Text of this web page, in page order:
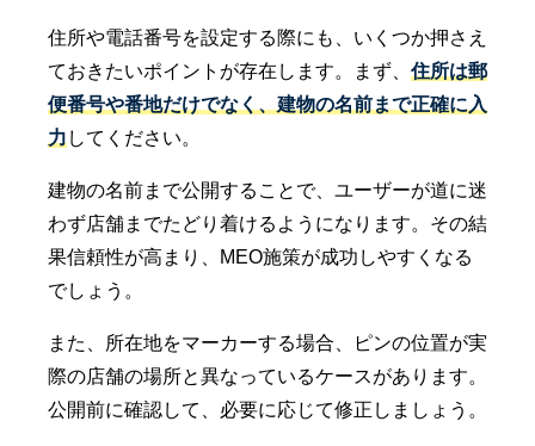
住所や電話番号を設定する際にも、いくつか押さえ
ておきたいポイントが存在します。まず、 住所は郵
便番号や番地だけでなく、建物の名前まで正確に入
力 してください。
建物の名前まで公開することで、ユーザーが道に迷
わず店舗までたどり着けるようになります。その結
果信頼性が高まり、MEO施策が成功しやすくなる
でしょう。
また、所在地をマーカーする場合、ピンの位置が実
際の店舗の場所と異なっているケースがあります。
公開前に確認して、必要に応じて修正しましょう。